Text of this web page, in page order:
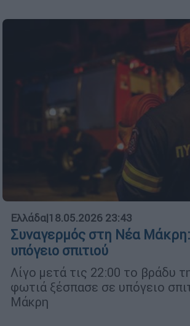
Ελλάδα|18.05.2026 23:43
Συναγερμός στη Νέα
υπόγειο σπιτιού
Λίγο μετά τις 22:00 το βράδυ
φωτιά ξέσπασε σε υπόγειο
Μάκρη